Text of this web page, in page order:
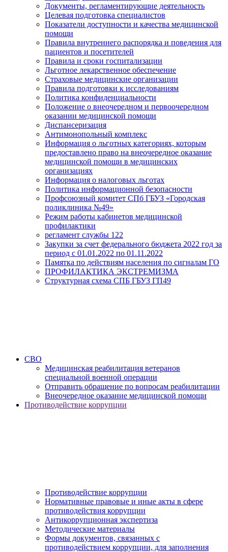
Документы, регламентирующие деятельность
Целевая подготовка специалистов
Показатели доступности и качества медицинской
помощи
Правила внутреннего распорядка и поведения для
пациентов и посетителей
Правила и сроки госпитализации
Льготное лекарственное обеспечение
Страховые медицинские организации
Правила подготовки к исследованиям
Политика конфиденциальности
Положение о внеочередном и первоочередном
оказании медицинской помощи
Диспансеризация
Антимонопольный комплекс
Информация о льготных категориях, которым
предоставлено право на внеочередное оказание
медицинской помощи в медицинских
организациях
Информация о налоговых льготах
Политика информационной безопасности
Профсоюзный комитет СПб ГБУЗ «Городская
поликлиника №49»
Режим работы кабинетов медицинской
профилактики
регламент службы 122
Закупки за счет федерального бюджета 2022 год за
период с 01.01.2022 по 01.11.2022
Памятка по действиям населения по сигналам ГО
ПРОФИЛАКТИКА ЭКСТРЕМИЗМА
Структурная схема СПБ ГБУЗ ГП49
СВО
Медицинская реабилитация ветеранов
специальной военной операции
Отправить обращение по вопросам реабилитации
Внеочередное оказание медицинской помощи
Противодействие коррупции
Противодействие коррупции
Нормативные правовые и иные акты в сфере
противодействия коррупции
Антикоррупционная экспертиза
Методические материалы
Формы документов, связанных с
противодействием коррупции, для заполнения